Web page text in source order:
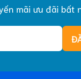
mãi ưu đãi bất